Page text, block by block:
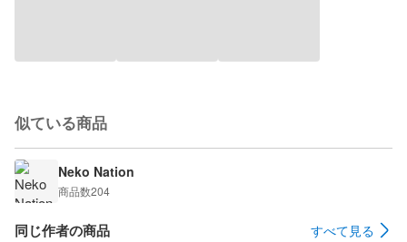
似ている商品
Neko Nation
商品数204
同じ作者の商品 すべて見る